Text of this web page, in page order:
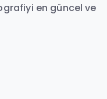
en güncel ve